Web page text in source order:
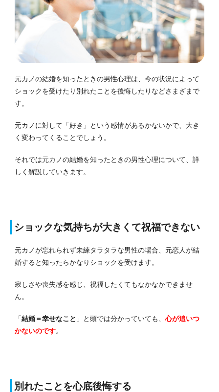
元カノの結婚を知ったときの男性心理は、今の状況によって
ショックを受けたり別れたことを後悔したりなどさまざまで
す。
元カノに対して「好き」という感情があるかないかで、大き
く変わってくることでしょう。
それでは元カノの結婚を知ったときの男性心理について、詳
しく解説していきます。
ショックな気持ちが大きくて祝福できない
元カノが忘れられず未練タラタラな男性の場合、元恋人が結
婚すると知ったらかなりショックを受けます。
寂しさや喪失感を感じ、祝福したくてもなかなかできませ
ん。
「結婚＝幸せなこと 」と頭では分かっていても、 心が追いつ
かないのです。
別れたことを心底後悔する